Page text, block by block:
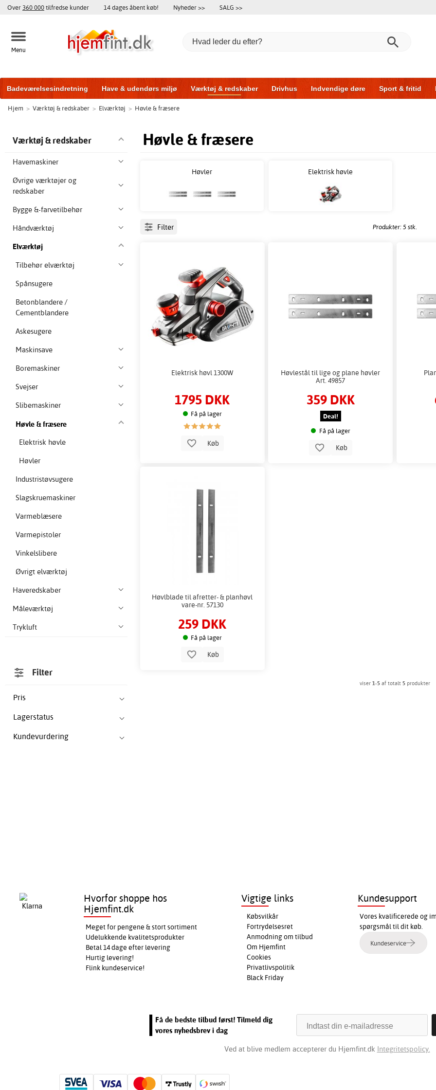
Over 360 000tilfredse kunder 14 dages åbent køb! Nyheder >> SALG >>
Menu
Badeværelsesindretning Have & udendørs miljø Værktøj & redskaber Drivhus Indvendige døre Sport & fritid
Træningsudstyr Yderdøre Vinduer Garageporte
Hjem > Værktøj & redskaber > Elværktøj > Høvle & fræsere
Høvle & fræsere
Værktøj & redskaber
Havemaskiner
Øvrige værktøjer og
redskaber
Bygge &-farvetilbehør
Håndværktøj
Elværktøj
Tilbehør elværktøj
Spånsugere
Betonblandere /
Cementblandere
Askesugere
Maskinsave
Boremaskiner
Svejser
Slibemaskiner
Høvle & fræsere
Elektrisk høvle
Høvler
Industristøvsugere
Slagskruemaskiner
Varmeblæsere
Varmepistoler
Vinkelslibere
Øvrigt elværktøj
Haveredskaber
Måleværktøj
Trykluft
Filter
Pris
Lagerstatus
Kundevurdering
Høvler Elektrisk høvle
Filter Produkter: 5 stk.
Elektrisk høvl 1300W
1795 DKK
Få på lager
Køb
Høvlestål til lige og plane høvler
Art. 49857
359 DKK
Deal!
Få på lager
Køb
Høvlblade til afretter- & planhøvl
vare-nr. 57130
259 DKK
Få på lager
Køb
viser 1-5af totalt 5produkter
Hvorfor shoppe hos
Hjemfint.dk
Meget for pengene & stort sortiment
Udelukkende kvalitetsprodukter
Betal 14 dage efter levering
Hurtig levering!
Flink kundeservice!
Vigtige links
Købsvilkår
Fortrydelsesret
Anmodning om tilbud
Om Hjemfint
Cookies
Privatlivspolitik
Black Friday
Kundesupport
Vores kvalificerede og
spørgsmål til dit køb.
Kundeservice
Få de bedste tilbud først! Tilmeld dig
vores nyhedsbrev i dag
Ved at blive medlem accepterer du Hjemfint.dk Integritetspolicy.